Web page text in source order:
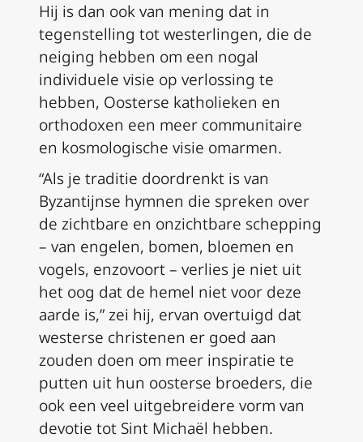
Hij is dan ook van mening dat in
tegenstelling tot westerlingen, die de
neiging hebben om een nogal
individuele visie op verlossing te
hebben, Oosterse katholieken en
orthodoxen een meer communitaire
en kosmologische visie omarmen.
“Als je traditie doordrenkt is van
Byzantijnse hymnen die spreken over
de zichtbare en onzichtbare schepping
– van engelen, bomen, bloemen en
vogels, enzovoort – verlies je niet uit
het oog dat de hemel niet voor deze
aarde is,” zei hij, ervan overtuigd dat
westerse christenen er goed aan
zouden doen om meer inspiratie te
putten uit hun oosterse broeders, die
ook een veel uitgebreidere vorm van
devotie tot Sint Michaël hebben.